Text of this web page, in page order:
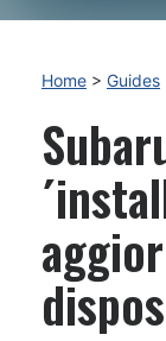
Home > Guides